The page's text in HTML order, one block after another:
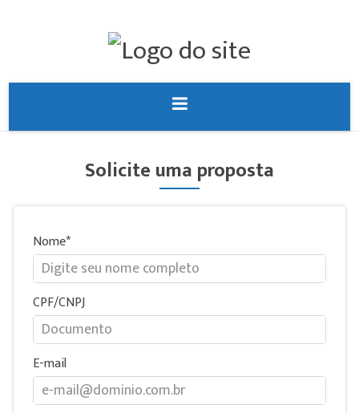
Solicite uma proposta
Nome
CPF/CNPJ
E-mail